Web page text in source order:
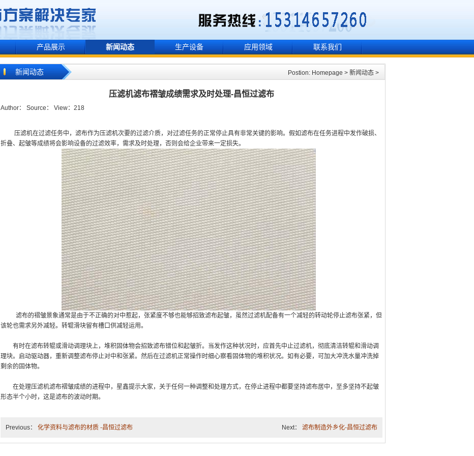
产品展示 新闻动态 生产设备 应用领域 联系我们
新闻动态 Postion: Homepage >新闻动态 >
压滤机滤布褶皱成绩需求及时处理-昌恒过滤布
Author： Source： View： 218
压滤机在过滤任务中，滤布作为压滤机次要的过滤介质，对过滤任务的正常停止具有非常关键的影响。假如滤布在任务进程中发作破损、
折叠、起皱等成绩将会影响设备的过滤效率，需求及时处理，否则会给企业带来一定损失。
滤布的褶皱景象通常是由于不正确的对中惹起，张紧度不够也能够招致滤布起皱，虽然过滤机配备有一个减轻的转动轮停止滤布张紧，但
该轮也需求另外减轻。转辊滑块留有槽口供减轻运用。
有时在滤布转辊或滑动调理块上，堆积固体物会招致滤布错位和起皱折。当发作这种状况时，应首先中止过滤机，彻底清洁转辊和滑动调
理块。启动驱动器，重新调整滤布停止对中和张紧。然后在过滤机正常操作时细心察看固体物的堆积状况。如有必要，可加大冲洗水量冲洗掉
剩余的固体物。
在处理压滤机滤布褶皱成绩的进程中，星鑫提示大家，关于任何一种调整和处理方式，在停止进程中都要坚持滤布居中，至多坚持不起皱
形态半个小时，这是滤布的波动时期。
Previous： 化学资料与滤布的材质 -昌恒过滤布 Next： 滤布制造外乡化-昌恒过滤布